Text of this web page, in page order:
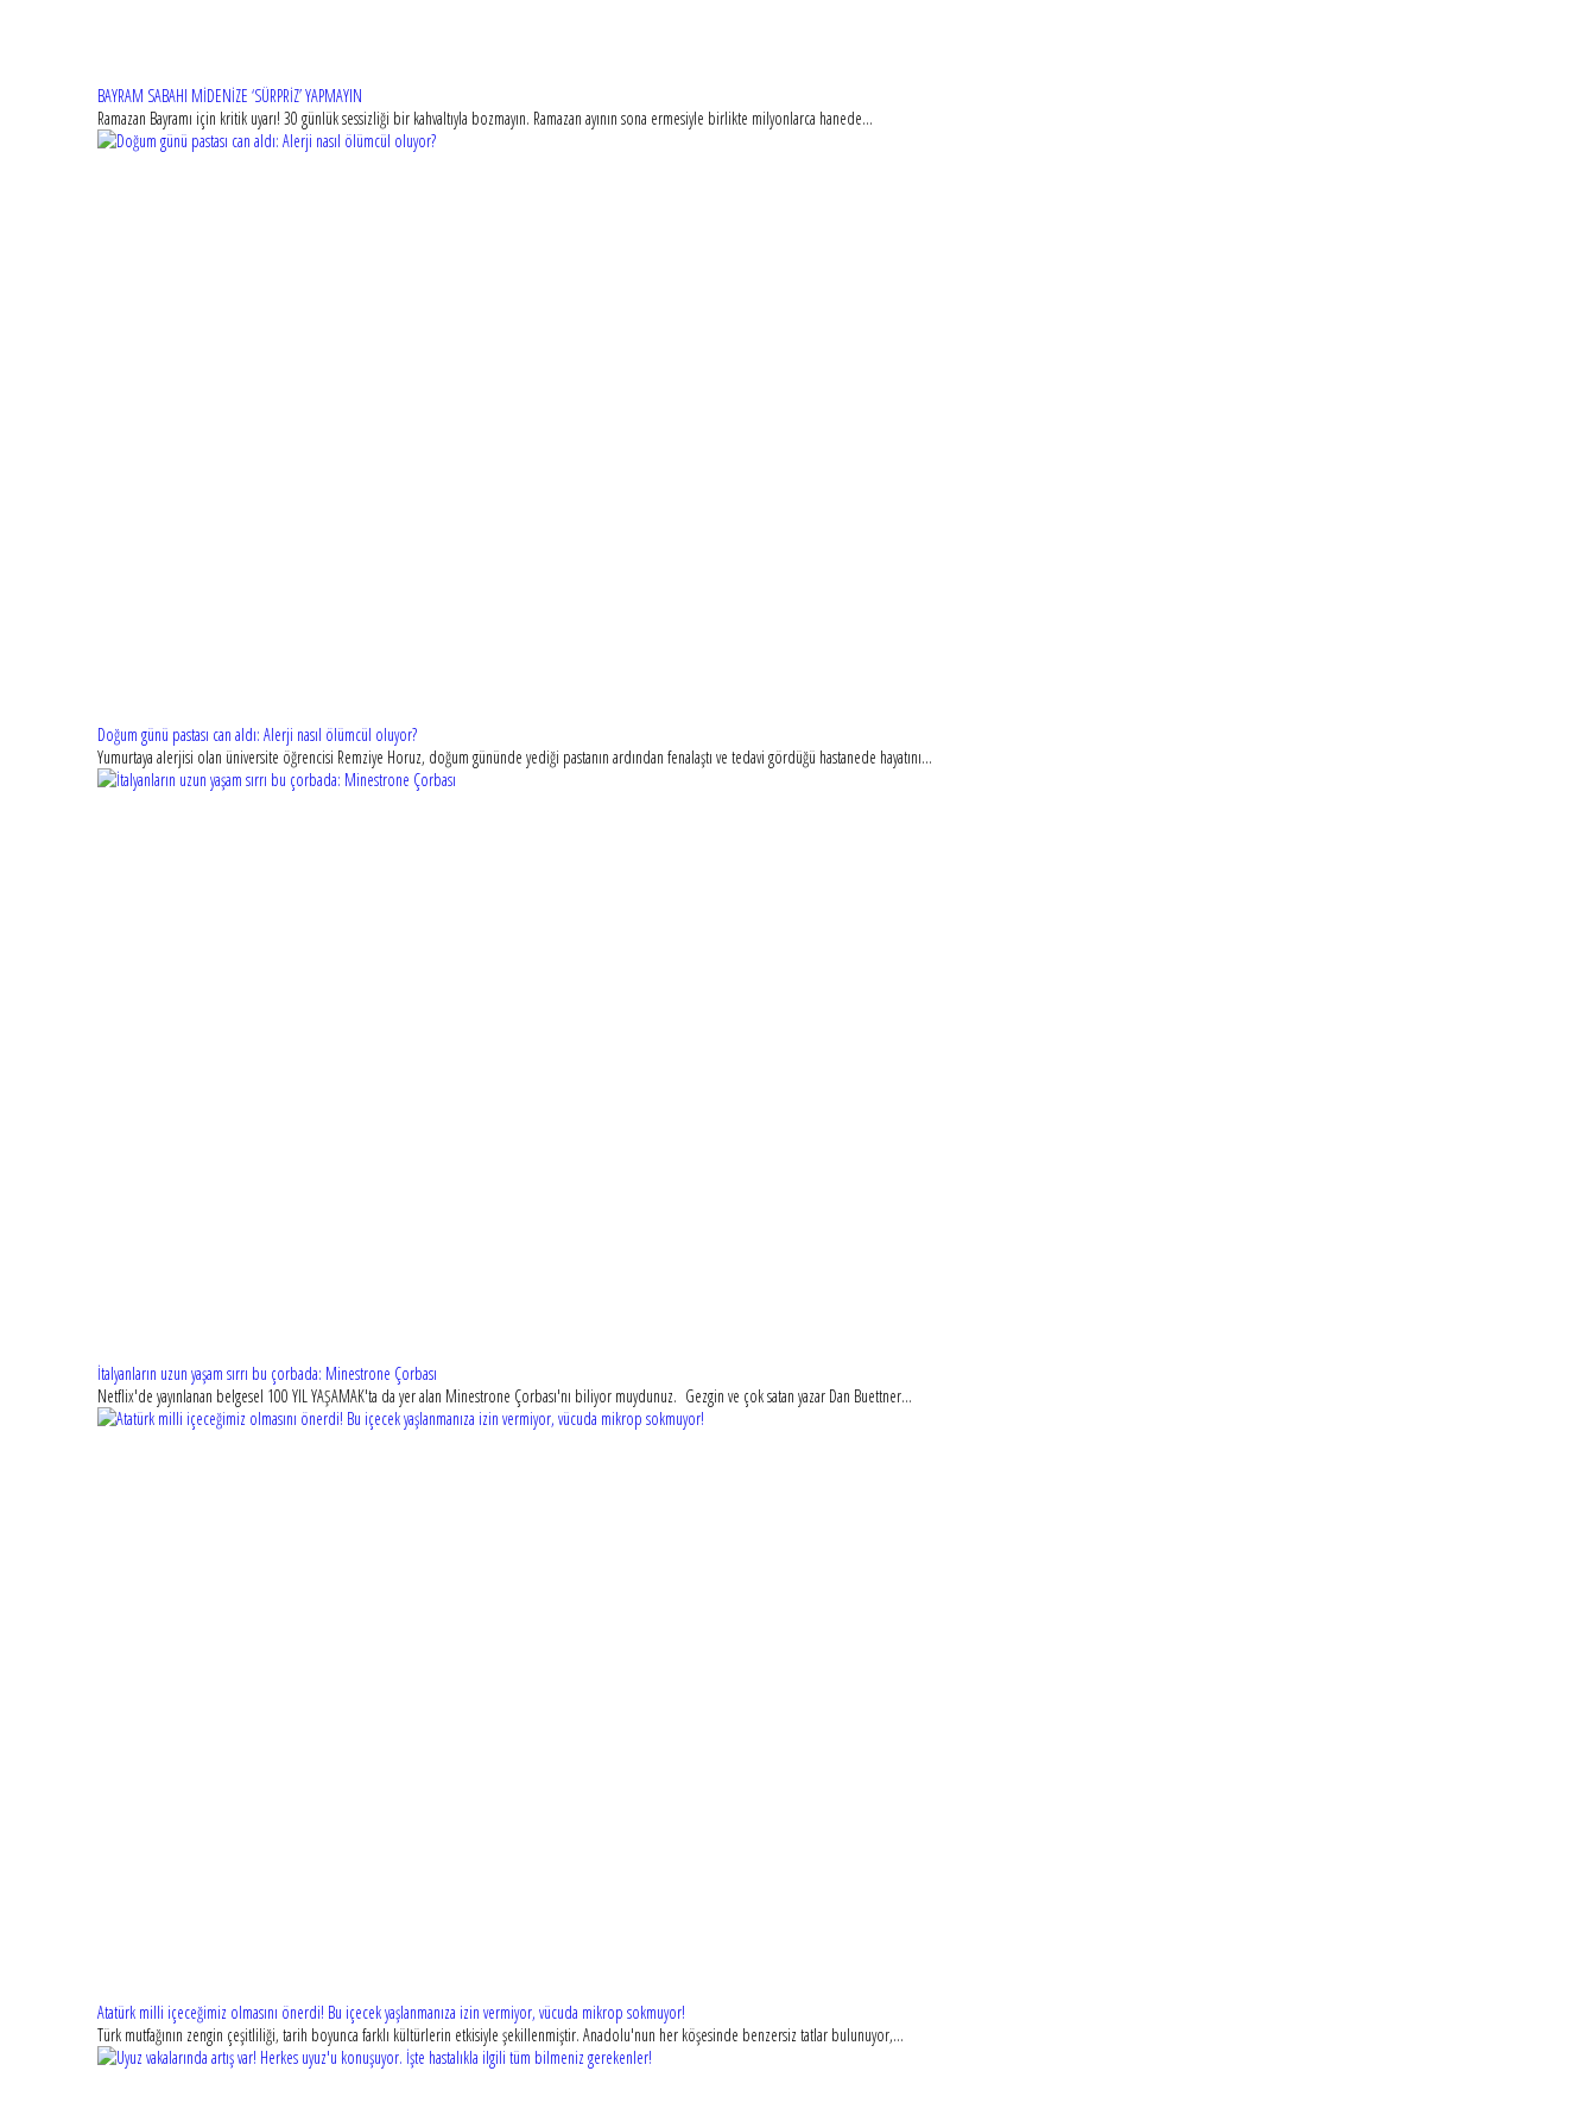
BAYRAM SABAHI MİDENİZE ‘SÜRPRİZ’ YAPMAYIN
Ramazan Bayramı için kritik uyarı! 30 günlük sessizliği bir kahvaltıyla bozmayın. Ramazan ayının sona ermesiyle birlikte milyonlarca hanede...
Doğum günü pastası can aldı: Alerji nasıl ölümcül oluyor?
Yumurtaya alerjisi olan üniversite öğrencisi Remziye Horuz, doğum gününde yediği pastanın ardından fenalaştı ve tedavi gördüğü hastanede hayatını...
İtalyanların uzun yaşam sırrı bu çorbada: Minestrone Çorbası
Netflix'de yayınlanan belgesel 100 YIL YAŞAMAK'ta da yer alan Minestrone Çorbası'nı biliyor muydunuz. Gezgin ve çok satan yazar Dan Buettner...
Atatürk milli içeceğimiz olmasını önerdi! Bu içecek yaşlanmanıza izin vermiyor, vücuda mikrop sokmuyor!
Türk mutfağının zengin çeşitliliği, tarih boyunca farklı kültürlerin etkisiyle şekillenmiştir. Anadolu'nun her köşesinde benzersiz tatlar bulunuyor,...